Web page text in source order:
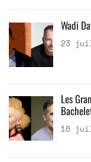
Wadi
23
Les
16